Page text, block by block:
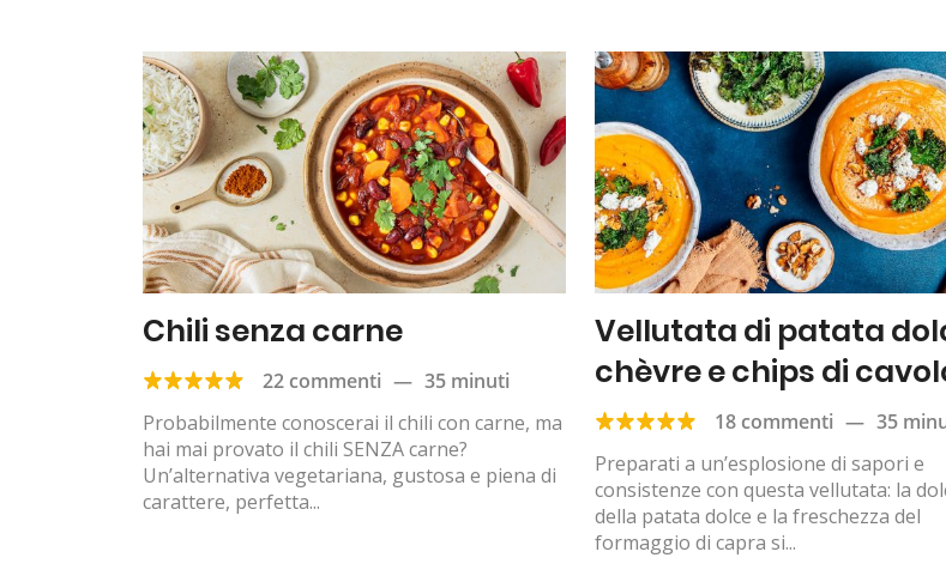
Chili senza carne
22 commenti — 35 minuti
Probabilmente conoscerai il chili con carne, ma
hai mai provato il chili SENZA carne?
Un’alternativa vegetariana, gustosa e piena di
carattere, perfetta...
Vellutata di patata
chèvre e chips di
18 commenti — 35
Preparati a un’esplosione di sapori e
consistenze con questa vellutata: la
della patata dolce e la freschezza del
formaggio di capra si...